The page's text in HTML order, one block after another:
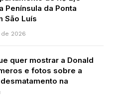
Península da Ponta
São Luís
2026
quer mostrar a Donald
e fotos sobre a
na